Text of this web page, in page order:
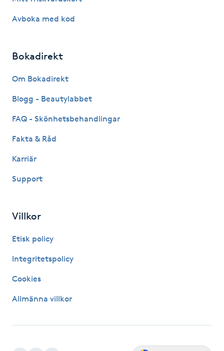
Healing
HIFU
Hollywood Peel
Hot yoga
Huduppstramning
Hudvård
Hyperhidros
Hypnos
Avboka med kod
Bokadirekt
Om Bokadirekt
Blogg - Beautylabbet
FAQ - Skönhetsbehandlingar
Fakta & Råd
Karriär
Support
Villkor
Etisk policy
Integritetspolicy
Cookies
Allmänna villkor